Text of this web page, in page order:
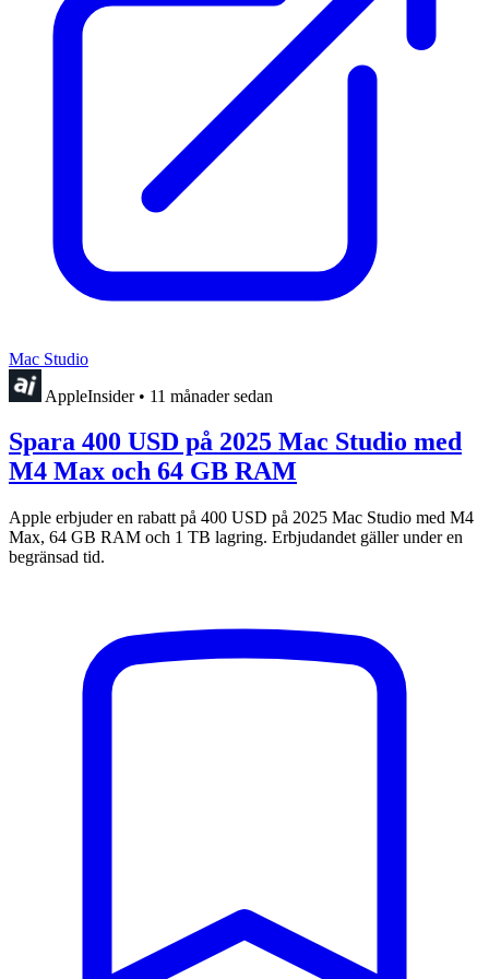
Mac Studio
AppleInsider • 11 månader sedan
Spara 400 USD på 2025 Mac Studio med
M4 Max och 64 GB RAM
Apple erbjuder en rabatt på 400 USD på 2025 Mac Studio med M4
Max, 64 GB RAM och 1 TB lagring. Erbjudandet gäller under en
begränsad tid.